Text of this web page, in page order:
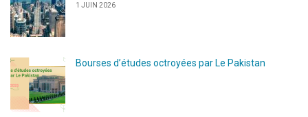
1 JUIN 2026
Bourses d’études octroyées par Le Pakistan